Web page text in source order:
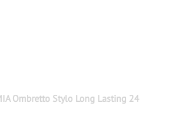
Ombretto Stylo Long Lasting 24